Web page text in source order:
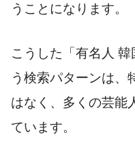
うことになります。
こうした「有名人
う検索パターンは、
はなく、多くの芸能
ています。